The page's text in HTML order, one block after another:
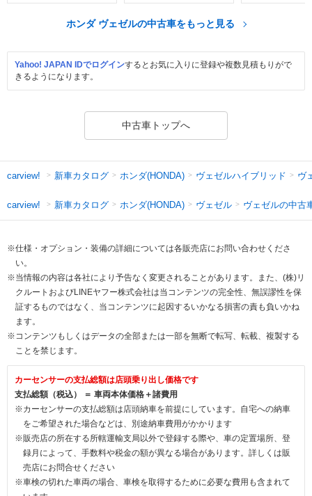
ホンダ ヴェゼルの中古車をもっと見る
Yahoo! JAPAN IDでログインするとお気に入りに登録や複数見積もりがで
きるようになります。
中古車トップへ
carview! 新車カタログ ホンダ(HONDA) ヴェゼルハイブリッド ヴ
carview! 新車カタログ ホンダ(HONDA) ヴェゼル ヴェゼルの中古
※仕様・オプション・装備の詳細については各販売店にお問い合わせくださ
い。
※当情報の内容は各社により予告なく変更されることがあります。また、(株)リ
クルートおよびLINEヤフー株式会社は当コンテンツの完全性、無誤謬性を保
証するものではなく、当コンテンツに起因するいかなる損害の責も負いかね
ます。
※コンテンツもしくはデータの全部または一部を無断で転写、転載、複製する
ことを禁じます。
カーセンサーの支払総額は店頭乗り出し価格です
支払総額（税込） ＝ 車両本体価格＋諸費用
※カーセンサーの支払総額は店頭納車を前提にしています。自宅への納車
をご希望された場合などは、別途納車費用がかかります
※販売店の所在する所轄運輸支局以外で登録する際や、車の定置場所、登
録月によって、手数料や税金の額が異なる場合があります。詳しくは販
売店にお問合せください
※車検の切れた車両の場合、車検を取得するために必要な費用も含まれて